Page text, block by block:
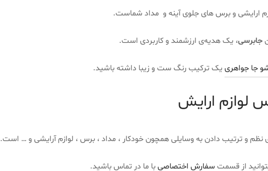
ارایشی و برس های جلوی آینه و مداد شماست.
جابرسی، یک هدیه‌ی ارزشمند و کاربردی است.
جا جواهری یک ترکیب رنگ ست و زیبا داشته باشید.
لوازم ارایش
نظم و ترتیب دادن به وسایلی همچون خودکار ، مداد ، برس ، لوازم آرایشی و … است.
از قسمت سفارش اختصاصیبا ما در تماس باشید.